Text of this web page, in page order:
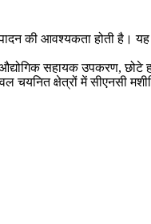
की आवश्यकता होती है। यह
औद्योगिक सहायक उपकरण,
चयनित क्षेत्रों में सीएनसी